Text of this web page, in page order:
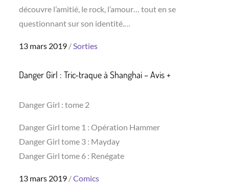
découvre l’amitié, le rock, l’amour… tout en se
questionnant sur son identité.…
Posted
13 mars 2019 Sorties
Danger Girl : Tric-traque à Shanghai – Avis +
Danger Girl : tome 2
Danger Girl tome 1 : Opération Hammer
Danger Girl tome 3 : Mayday
Danger Girl tome 6 : Renégate
Posted
13 mars 2019 Comics